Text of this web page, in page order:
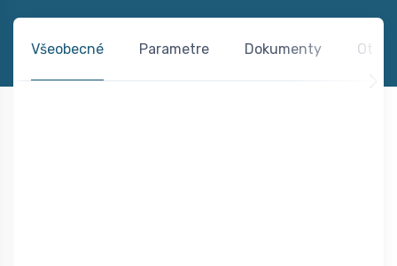
Všeobecné Parametre Dokumenty